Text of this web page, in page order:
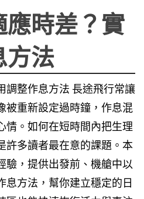
時差？實
方法
調整作息方法 長途飛行常讓
被重新設定過時鐘，作息混
情。如何在短時間內把生理
許多讀者最在意的課題。本
驗，提供出發前、機艙中以
息方法，幫你建立穩定的日